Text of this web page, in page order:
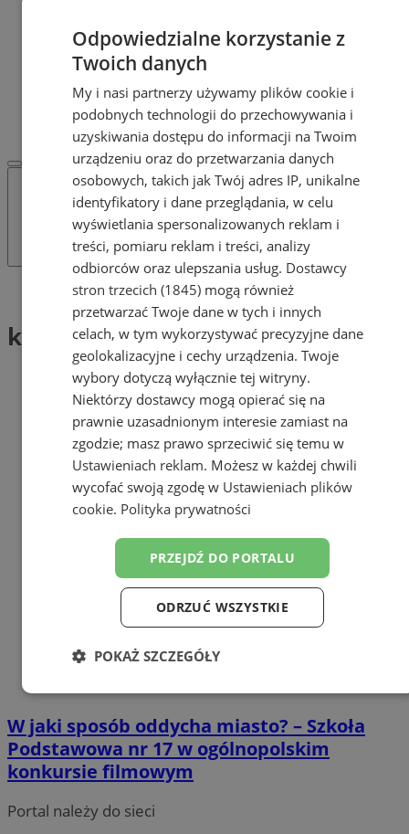
Dodaj ogłoszenie
POLECAMY
Protocol IT
Pracuj.pl - praca w Żorach
REKLAMA
WSPÓŁPRACA
Tag: konkurs filmowt
konkurs filmowt (1)
W jaki sposób oddycha miasto? – Szkoła
Podstawowa nr 17 w ogólnopolskim
konkursie filmowym
Portal należy do sieci
Odpowiedzialne korzystanie z
Twoich danych
My i nasi partnerzy używamy plików cookie i
podobnych technologii do przechowywania i
uzyskiwania dostępu do informacji na Twoim
urządzeniu oraz do przetwarzania danych
osobowych, takich jak Twój adres IP, unikalne
identyfikatory i dane przeglądania, w celu
wyświetlania spersonalizowanych reklam i
treści, pomiaru reklam i treści, analizy
odbiorców oraz ulepszania usług. Dostawcy
stron trzecich (1845) mogą również
przetwarzać Twoje dane w tych i innych
celach, w tym wykorzystywać precyzyjne dane
geolokalizacyjne i cechy urządzenia. Twoje
wybory dotyczą wyłącznie tej witryny.
Niektórzy dostawcy mogą opierać się na
prawnie uzasadnionym interesie zamiast na
zgodzie; masz prawo sprzeciwić się temu w
Ustawieniach reklam. Możesz w każdej chwili
wycofać swoją zgodę w Ustawieniach plików
cookie. Polityka prywatności
PRZEJDŹ DO PORTALU
ODRZUĆ WSZYSTKIE
POKAŻ SZCZEGÓŁY
Niezbędne Wydajność Targetowanie
Funkcjonalność